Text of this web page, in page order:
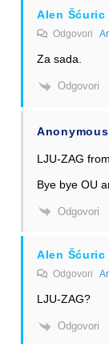
Alen Šćuric
Odgovori
Za sada.
Odgovori
Anonymous
LJU-ZAG
Bye bye OU
Odgovori
Alen Šćuric
Odgovori
LJU-ZAG?
Odgovori